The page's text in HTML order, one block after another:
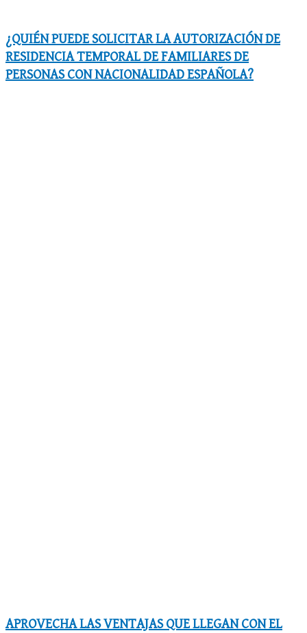
¿QUIÉN PUEDE SOLICITAR LA AUTORIZACIÓN DE
RESIDENCIA TEMPORAL DE FAMILIARES DE
PERSONAS CON NACIONALIDAD ESPAÑOLA?
APROVECHA LAS VENTAJAS QUE LLEGAN CON EL